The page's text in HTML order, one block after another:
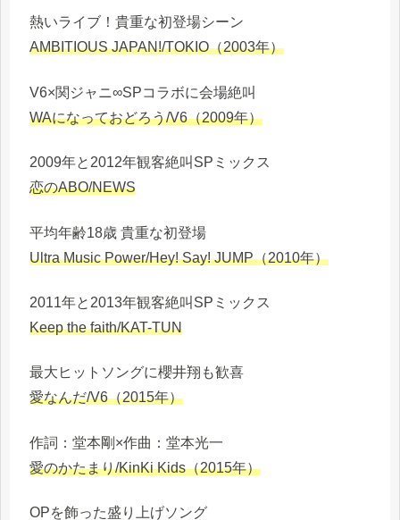
熱いライブ！貴重な初登場シーン
AMBITIOUS JAPAN!/TOKIO（2003年）
V6×関ジャニ∞SPコラボに会場絶叫
WAになっておどろう/V6（2009年）
2009年と2012年観客絶叫SPミックス
恋のABO/NEWS
平均年齢18歳 貴重な初登場
Ultra Music Power/Hey! Say! JUMP（2010年）
2011年と2013年観客絶叫SPミックス
Keep the faith/KAT-TUN
最大ヒットソングに櫻井翔も歓喜
愛なんだ/V6（2015年）
作詞：堂本剛×作曲：堂本光一
愛のかたまり/KinKi Kids（2015年）
OPを飾った盛り上げソング